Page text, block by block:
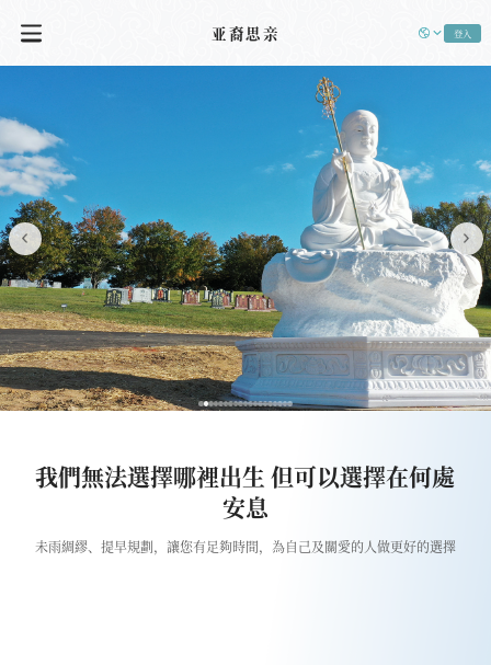
亚裔思亲 登入
我們無法選擇哪裡出生 但可以選擇在何處
安息
未雨綢繆、提早規劃，讓您有足夠時間，為自己及關愛的人做更好的選擇